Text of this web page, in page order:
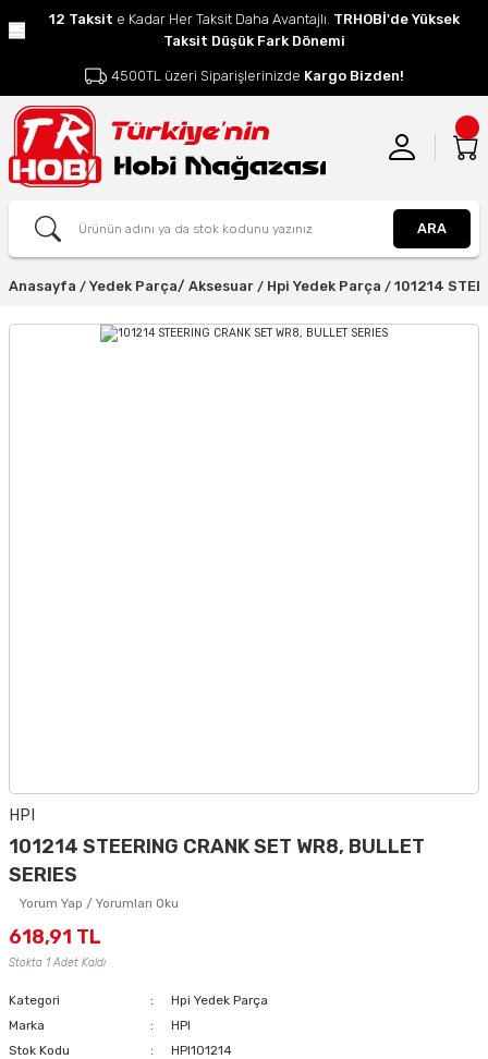
12 Taksit e Kadar Her Taksit Daha Avantajlı. TRHOBİ'de Yüksek
Taksit Düşük Fark Dönemi
4500TL üzeri Siparişlerinizde Kargo Bizden!
ARA
Anasayfa Yedek Parça/ Aksesuar Hpi Yedek Parça 101214
HPI
101214 STEERING CRANK SET WR8, BULLET
SERIES
Yorum Yap / Yorumları Oku
618,91 TL
Stokta 1 Adet Kaldı
Kategori
Hpi Yedek Parça
Marka
HPI
Stok Kodu
HPI101214